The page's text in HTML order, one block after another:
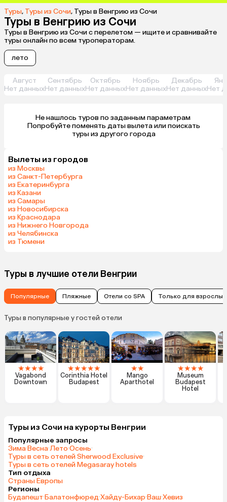
Туры, Туры из Сочи, Туры в Венгрию из Сочи
Туры в Венгрию из Сочи
Туры в Венгрию из Сочи с перелетом — ищите и сравнивайте
туры онлайн по всем туроператорам.
лето
Август
Нет данных
Сентябрь
Нет данных
Октябрь
Нет данных
Ноябрь
Нет данных
Декабрь
Нет данныхНет
Не нашлось туров по заданным параметрам
туры из другого города
Вылеты из городов
из Москвы
из Санкт-Петербурга
из Екатеринбурга
из Казани
из Самары
из Новосибирска
из Краснодара
из Нижнего Новгорода
из Челябинска
из Тюмени
Туры в лучшие отели Венгрии
Популярные Пляжные Отели со SPA Только для взрослых
Туры в популярные у гостей отели
★★★★
Vagabond
Downtown
★★★★★
Corinthia Hotel
Budapest
★★
Mango
Aparthotel
★★★★
Museum
Budapest
Hotel
Туры из Сочи на курорты Венгрии
Популярные запросы
Зима·Весна·Лето·Осень·
Туры в сеть отелей Sherwood Exclusive·
Туры в сеть отелей Megasaray hotels
Тип отдыха
Страны Европы
Регионы
Будапешт·Балатонфюред·Хайду-Бихар·Ваш·Хевиз